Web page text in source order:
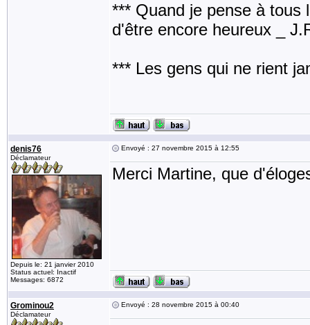
*** Quand je pense à tous
d'être encore heureux _
*** Les gens qui ne rient
denis76
Déclamateur
Depuis le: 21 janvier 2010
Status actuel: Inactif
Messages: 6872
Envoyé : 27 novembre 2015 à 12:55
Merci Martine, que
Grominou2
Déclamateur
Envoyé : 28 novembre 2015 à 00:40